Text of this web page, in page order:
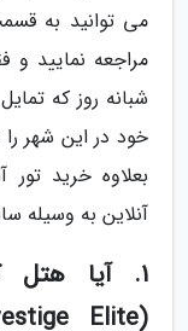
می توانید به
مراجعه نمایید
شبانه روز که
خود در این شهر را
آنلاین به وسیله
1. آیا هتل